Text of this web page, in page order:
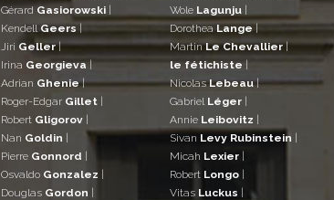
Gérard Gasiorowski |
KendellGeers |
Jiri Geller|
Irina Georgieva|
Adrian Ghenie|
Roger-Edgar Gillet |
Robert Gligorov |
Nan Goldin |
Pierre Gonnord |
Osvaldo Gonzalez |
Douglas Gordon |
Wole Lagunju |
DorotheaLange|
MartinLe Chevallier|
le fétichiste |
NicolasLebeau|
Gabriel Léger |
Annie Leibovitz |
Sivan Levy Rubinstein |
Micah Lexier |
Robert Longo |
Vitas Luckus |